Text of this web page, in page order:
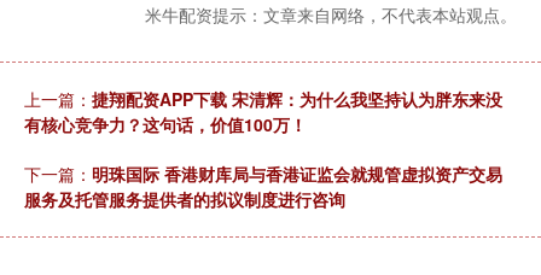
米牛配资提示：文章来自网络，不代表本站观点。
上一篇： 捷翔配资APP下载 宋清辉：为什么我坚持认为胖东来没
有核心竞争力？这句话，价值100万！
下一篇： 明珠国际 香港财库局与香港证监会就规管虚拟资产交易
服务及托管服务提供者的拟议制度进行咨询